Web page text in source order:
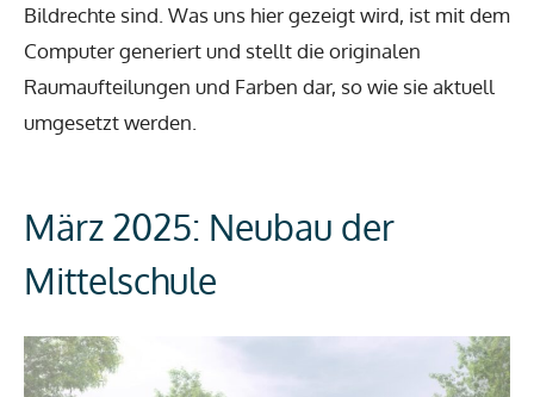
Bildrechte sind. Was uns hier gezeigt wird, ist mit dem
Computer generiert und stellt die originalen
Raumaufteilungen und Farben dar, so wie sie aktuell
umgesetzt werden.
März 2025: Neubau der
Mittelschule